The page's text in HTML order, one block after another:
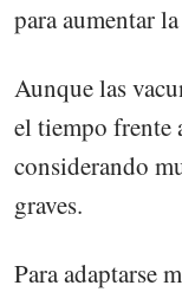
para aumentar
Aunque las
el tiempo frente
considerando
graves.
Para adaptarse